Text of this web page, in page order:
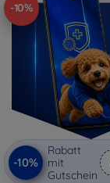
-10%
-10%
Rabatt
mit
Gutschein